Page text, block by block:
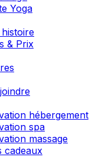
Yoga
& Prix
hébergement
spa
massage
cadeaux